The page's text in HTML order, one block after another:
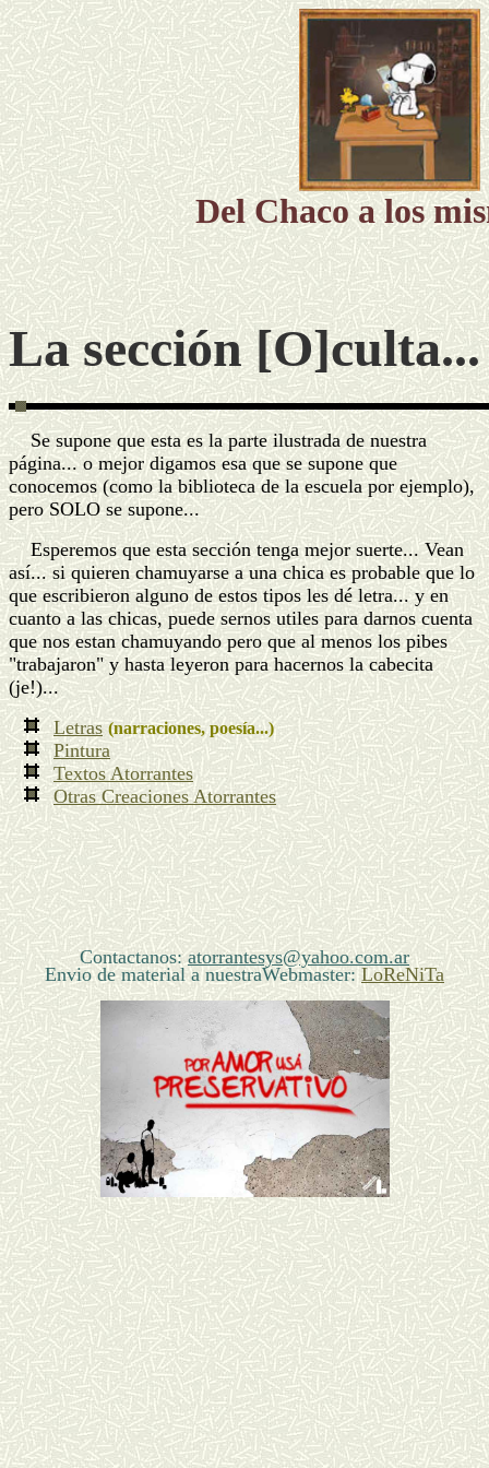
Del Chaco a los
La sección [O]culta...
Se supone que esta es la parte ilustrada de nuestra
página... o mejor digamos esa que se supone que
conocemos (como la biblioteca de la escuela por ejemplo),
pero SOLO se supone...
Esperemos que esta sección tenga mejor suerte... Vean
así... si quieren chamuyarse a una chica es probable que lo
que escribieron alguno de estos tipos les dé letra... y en
cuanto a las chicas, puede sernos utiles para darnos cuenta
que nos estan chamuyando pero que al menos los pibes
"trabajaron" y hasta leyeron para hacernos la cabecita
(je!)...
Letras (narraciones, poesía...)
Pintura
Textos Atorrantes
Otras Creaciones Atorrantes
Contactanos:atorrantesys@yahoo.com.ar
Envio de material a nuestraWebmaster: LoReNiTa